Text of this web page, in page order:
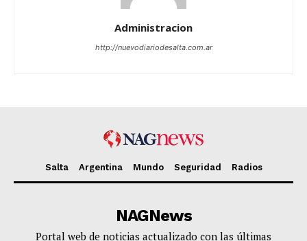
Administracion
http://nuevodiariodesalta.com.ar
Salta Argentina Mundo Seguridad Radios
NAGNews
Portal web de noticias actualizado con las últimas